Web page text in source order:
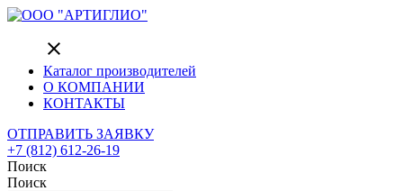
close
Каталог производителей
О КОМПАНИИ
КОНТАКТЫ
ОТПРАВИТЬ ЗАЯВКУ
+7 (812) 612-26-19
Поиск
Поиск